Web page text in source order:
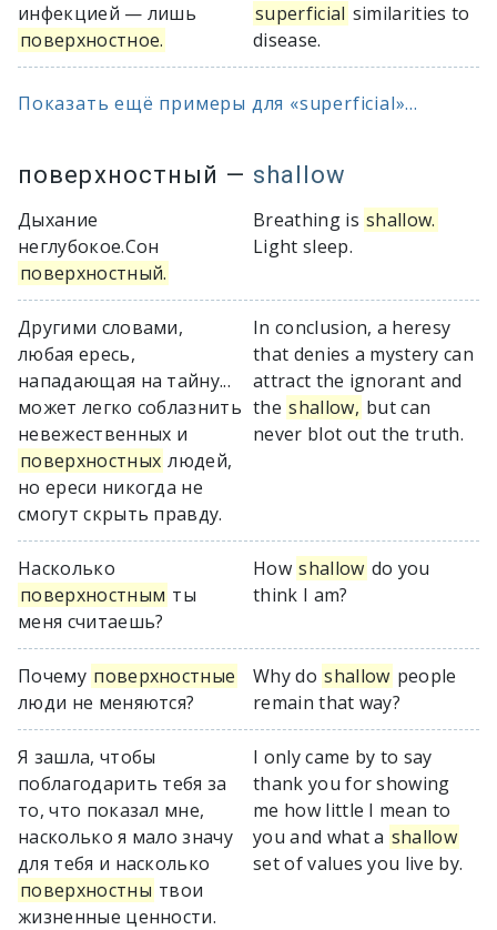
инфекцией — лишь
поверхностное.
superficial similarities to
disease.
Показать ещё примеры для «superficial»...
поверхностный — shallow
Дыхание
неглубокое.Сон
поверхностный.
Breathing is shallow.
Light sleep.
Другими словами,
любая ересь,
нападающая на тайну...
может легко соблазнить
невежественных и
поверхностных людей,
но ереси никогда не
смогут скрыть правду.
In conclusion, a heresy
that denies a mystery can
attract the ignorant and
the shallow, but can
never blot out the truth.
Насколько
поверхностным ты
меня считаешь?
How shallow do you
think I am?
Почему поверхностные
люди не меняются?
Why do shallow people
remain that way?
Я зашла, чтобы
поблагодарить тебя за
то, что показал мне,
насколько я мало значу
для тебя и насколько
поверхностны твои
жизненные ценности.
I only came by to say
thank you for showing
me how little I mean to
you and what a shallow
set of values you live by.